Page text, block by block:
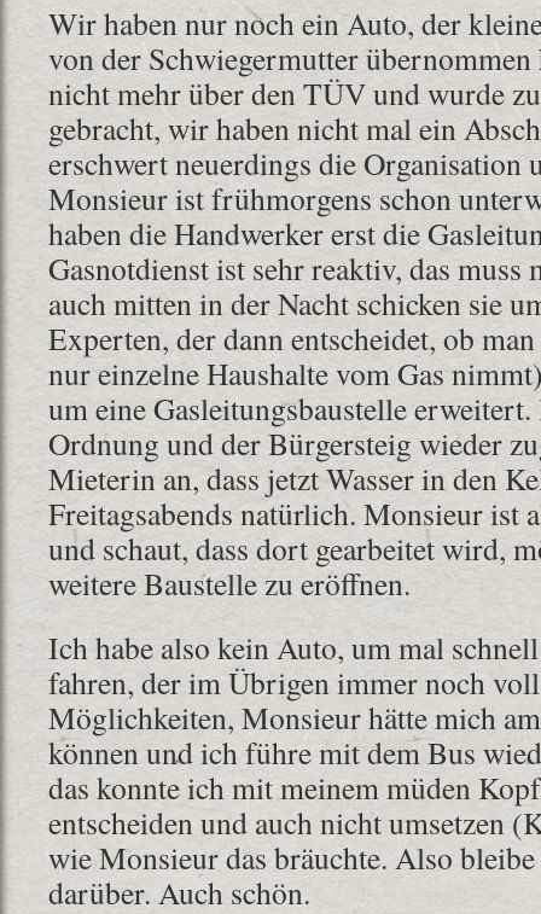
Wir haben nur noch ein Auto, der
von der Schwiegermutter
nicht mehr über den TÜV und wurde
gebracht, wir haben nicht mal ein
erschwert neuerdings die Organisation
Monsieur ist frühmorgens schon
haben die Handwerker erst die
Gasnotdienst ist sehr reaktiv, das muss
auch mitten in der Nacht schicken sie
Experten, der dann entscheidet, ob
nur einzelne Haushalte vom Gas
um eine Gasleitungsbaustelle
Ordnung und der Bürgersteig wieder
Mieterin an, dass jetzt Wasser in den
Freitagsabends natürlich. Monsieur ist
und schaut, dass dort gearbeitet wird,
weitere Baustelle zu eröffnen.
Ich habe also kein Auto, um mal
fahren, der im Übrigen immer noch
Möglichkeiten, Monsieur hätte mich
können und ich führe mit dem Bus
das konnte ich mit meinem müden
entscheiden und auch nicht umsetzen
wie Monsieur das bräuchte. Also
darüber. Auch schön.